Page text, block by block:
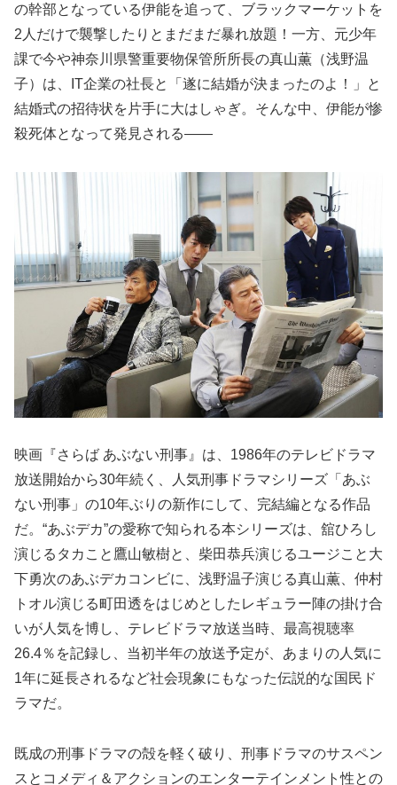
の幹部となっている伊能を追って、ブラックマーケットを
2人だけで襲撃したりとまだまだ暴れ放題！一方、元少年
課で今や神奈川県警重要物保管所所長の真山薫（浅野温
子）は、IT企業の社長と「遂に結婚が決まったのよ！」と
結婚式の招待状を片手に大はしゃぎ。そんな中、伊能が惨
殺死体となって発見される――
映画『さらば あぶない刑事』は、1986年のテレビドラマ
放送開始から30年続く、人気刑事ドラマシリーズ「あぶ
ない刑事」の10年ぶりの新作にして、完結編となる作品
だ。“あぶデカ”の愛称で知られる本シリーズは、舘ひろし
演じるタカこと鷹山敏樹と、柴田恭兵演じるユージこと大
下勇次のあぶデカコンビに、浅野温子演じる真山薫、仲村
トオル演じる町田透をはじめとしたレギュラー陣の掛け合
いが人気を博し、テレビドラマ放送当時、最高視聴率
26.4％を記録し、当初半年の放送予定が、あまりの人気に
1年に延長されるなど社会現象にもなった伝説的な国民ド
ラマだ。
既成の刑事ドラマの殻を軽く破り、刑事ドラマのサスペン
スとコメディ＆アクションのエンターテインメント性との